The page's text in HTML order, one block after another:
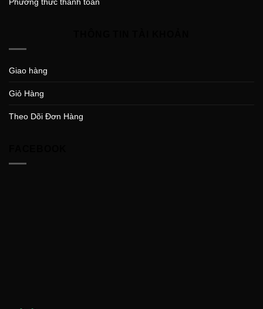
Phương thức thanh toán
Giao hàng
Giỏ Hàng
Theo Dõi Đơn Hàng